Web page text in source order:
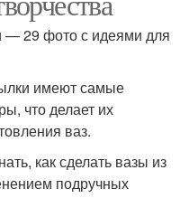
— 29 фото с идеями для
имеют самые
что делает их
ваз.
как сделать вазы из
подручных